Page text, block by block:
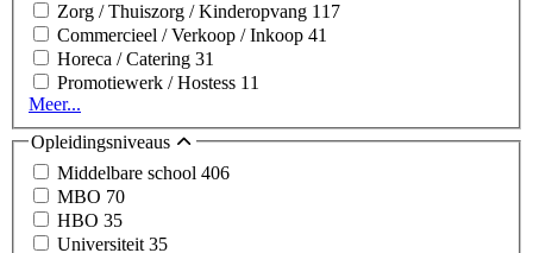
Zorg / Thuiszorg / Kinderopvang 117
Commercieel / Verkoop / Inkoop 41
Horeca / Catering 31
Promotiewerk / Hostess 11
Meer...
Opleidingsniveaus
Middelbare school 406
MBO 70
HBO 35
Universiteit 35